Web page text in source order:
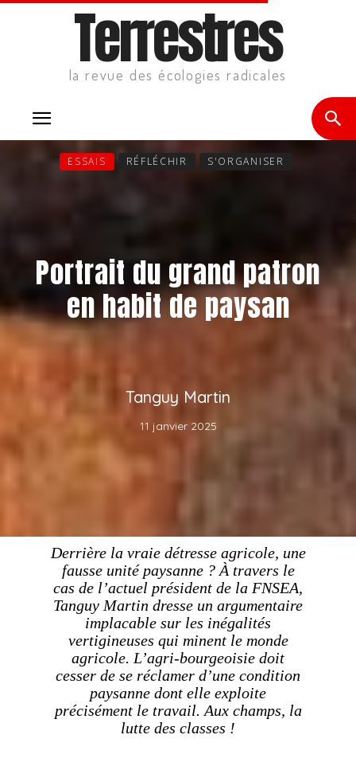
Terrestres
la revue des écologies radicales
ESSAIS RÉFLÉCHIR S'ORGANISER
Portrait du grand patron
en habit de paysan
Derrière la vraie détresse agricole, une
fausse unité paysanne ? À travers le
cas de l’actuel président de la FNSEA,
Tanguy Martin dresse un argumentaire
implacable sur les inégalités
vertigineuses qui minent le monde
agricole. L’agri-bourgeoisie doit
cesser de se réclamer d’une condition
paysanne dont elle exploite
précisément le travail. Aux champs, la
lutte des classes !
Tanguy Martin
11 janvier 2025